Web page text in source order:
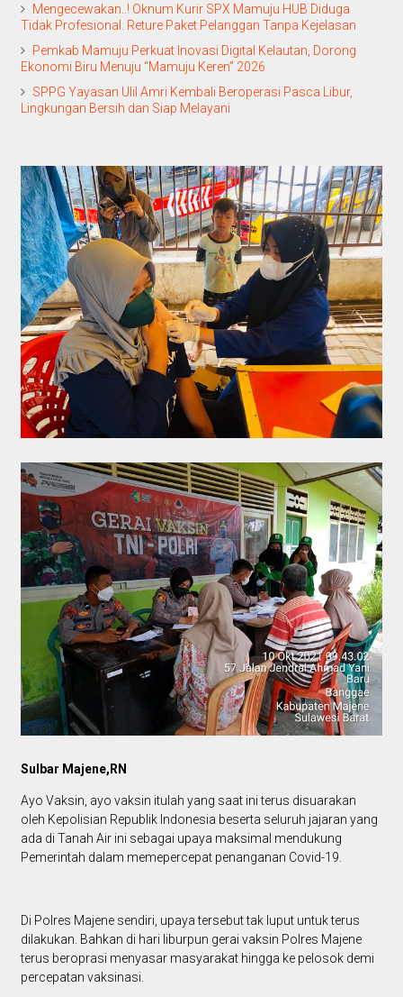
Mengecewakan..! Oknum Kurir SPX Mamuju HUB Diduga
Tidak Profesional. Reture Paket Pelanggan Tanpa Kejelasan
Pemkab Mamuju Perkuat Inovasi Digital Kelautan, Dorong
Ekonomi Biru Menuju “Mamuju Keren” 2026
SPPG Yayasan Ulil Amri Kembali Beroperasi Pasca Libur,
Lingkungan Bersih dan Siap Melayani
Sulbar Majene,RN
Ayo Vaksin, ayo vaksin itulah yang saat ini terus disuarakan
oleh Kepolisian Republik Indonesia beserta seluruh jajaran yang
ada di Tanah Air ini sebagai upaya maksimal mendukung
Pemerintah dalam memepercepat penanganan Covid-19.
Di Polres Majene sendiri, upaya tersebut tak luput untuk terus
dilakukan. Bahkan di hari liburpun gerai vaksin Polres Majene
terus beroprasi menyasar masyarakat hingga ke pelosok demi
percepatan vaksinasi.